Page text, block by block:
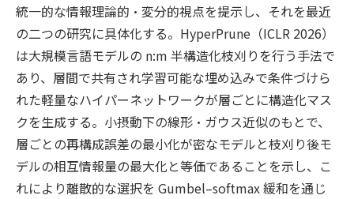
統一的な情報理論的・変分的視点を提示し、それを最近
の二つの研究に具体化する。HyperPrune（ICLR 2026）
は大規模言語モデルの n:m 半構造化枝刈りを行う手法で
あり、層間で共有され学習可能な埋め込みで条件づけら
れた軽量なハイパーネットワークが層ごとに構造化マス
クを生成する。小摂動下の線形・ガウス近似のもとで、
層ごとの再構成誤差の最小化が密なモデルと枝刈り後モ
デルの相互情報量の最大化と等価であることを示し、こ
れにより離散的な選択を Gumbel–softmax 緩和を通じ